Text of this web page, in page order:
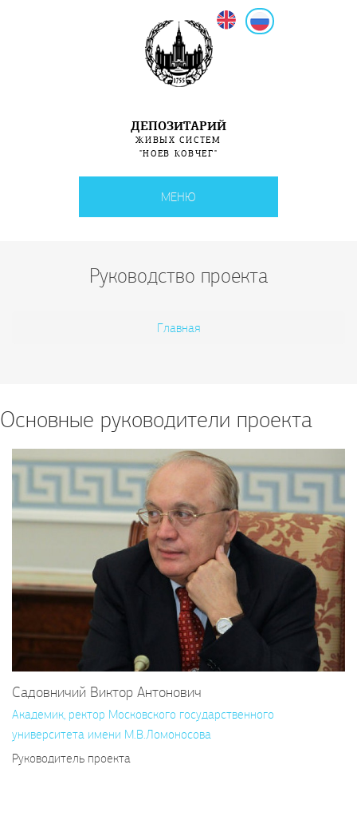
EnglishРусский
ДЕПОЗИТАРИЙ
ЖИВЫХ СИСТЕМ
"НОЕВ КОВЧЕГ"
МЕНЮ
Руководство проекта
Главная
Основные руководители проекта
Садовничий Виктор Антонович
Академик, ректор Московского государственного
университета имени М.В.Ломоносова
Руководитель проекта